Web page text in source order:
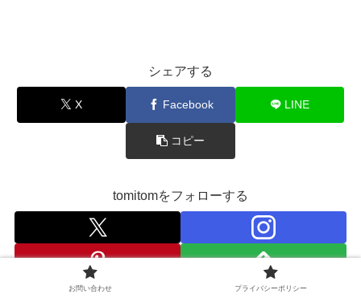
シェアする
X Facebook LINE
コピー
tomitomをフォローする
お問い合わせ プライバシーポリシー